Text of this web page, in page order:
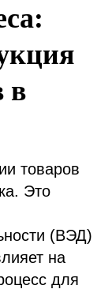
в
товаров
Это
(ВЭД)
на
для